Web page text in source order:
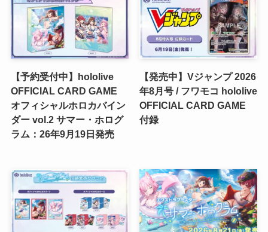
【予約受付中】hololive
OFFICIAL CARD GAME
オフィシャルホロカバイン
ダー vol.2 サマー・ホログ
ラム：26年9月19日発売
【発売中】Vジャンプ 2026
年8月号 / フワモコ hololive
OFFICIAL CARD GAME
付録